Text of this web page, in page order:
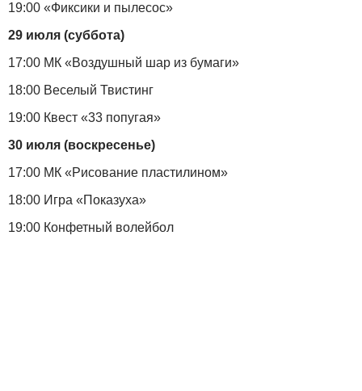
19:00 «Фиксики и пылесос»
29 июля (суббота)
17:00 МК «Воздушный шар из бумаги»
18:00 Веселый Твистинг
19:00 Квест «33 попугая»
30 июля (воскресенье)
17:00 МК «Рисование пластилином»
18:00 Игра «Показуха»
19:00 Конфетный волейбол